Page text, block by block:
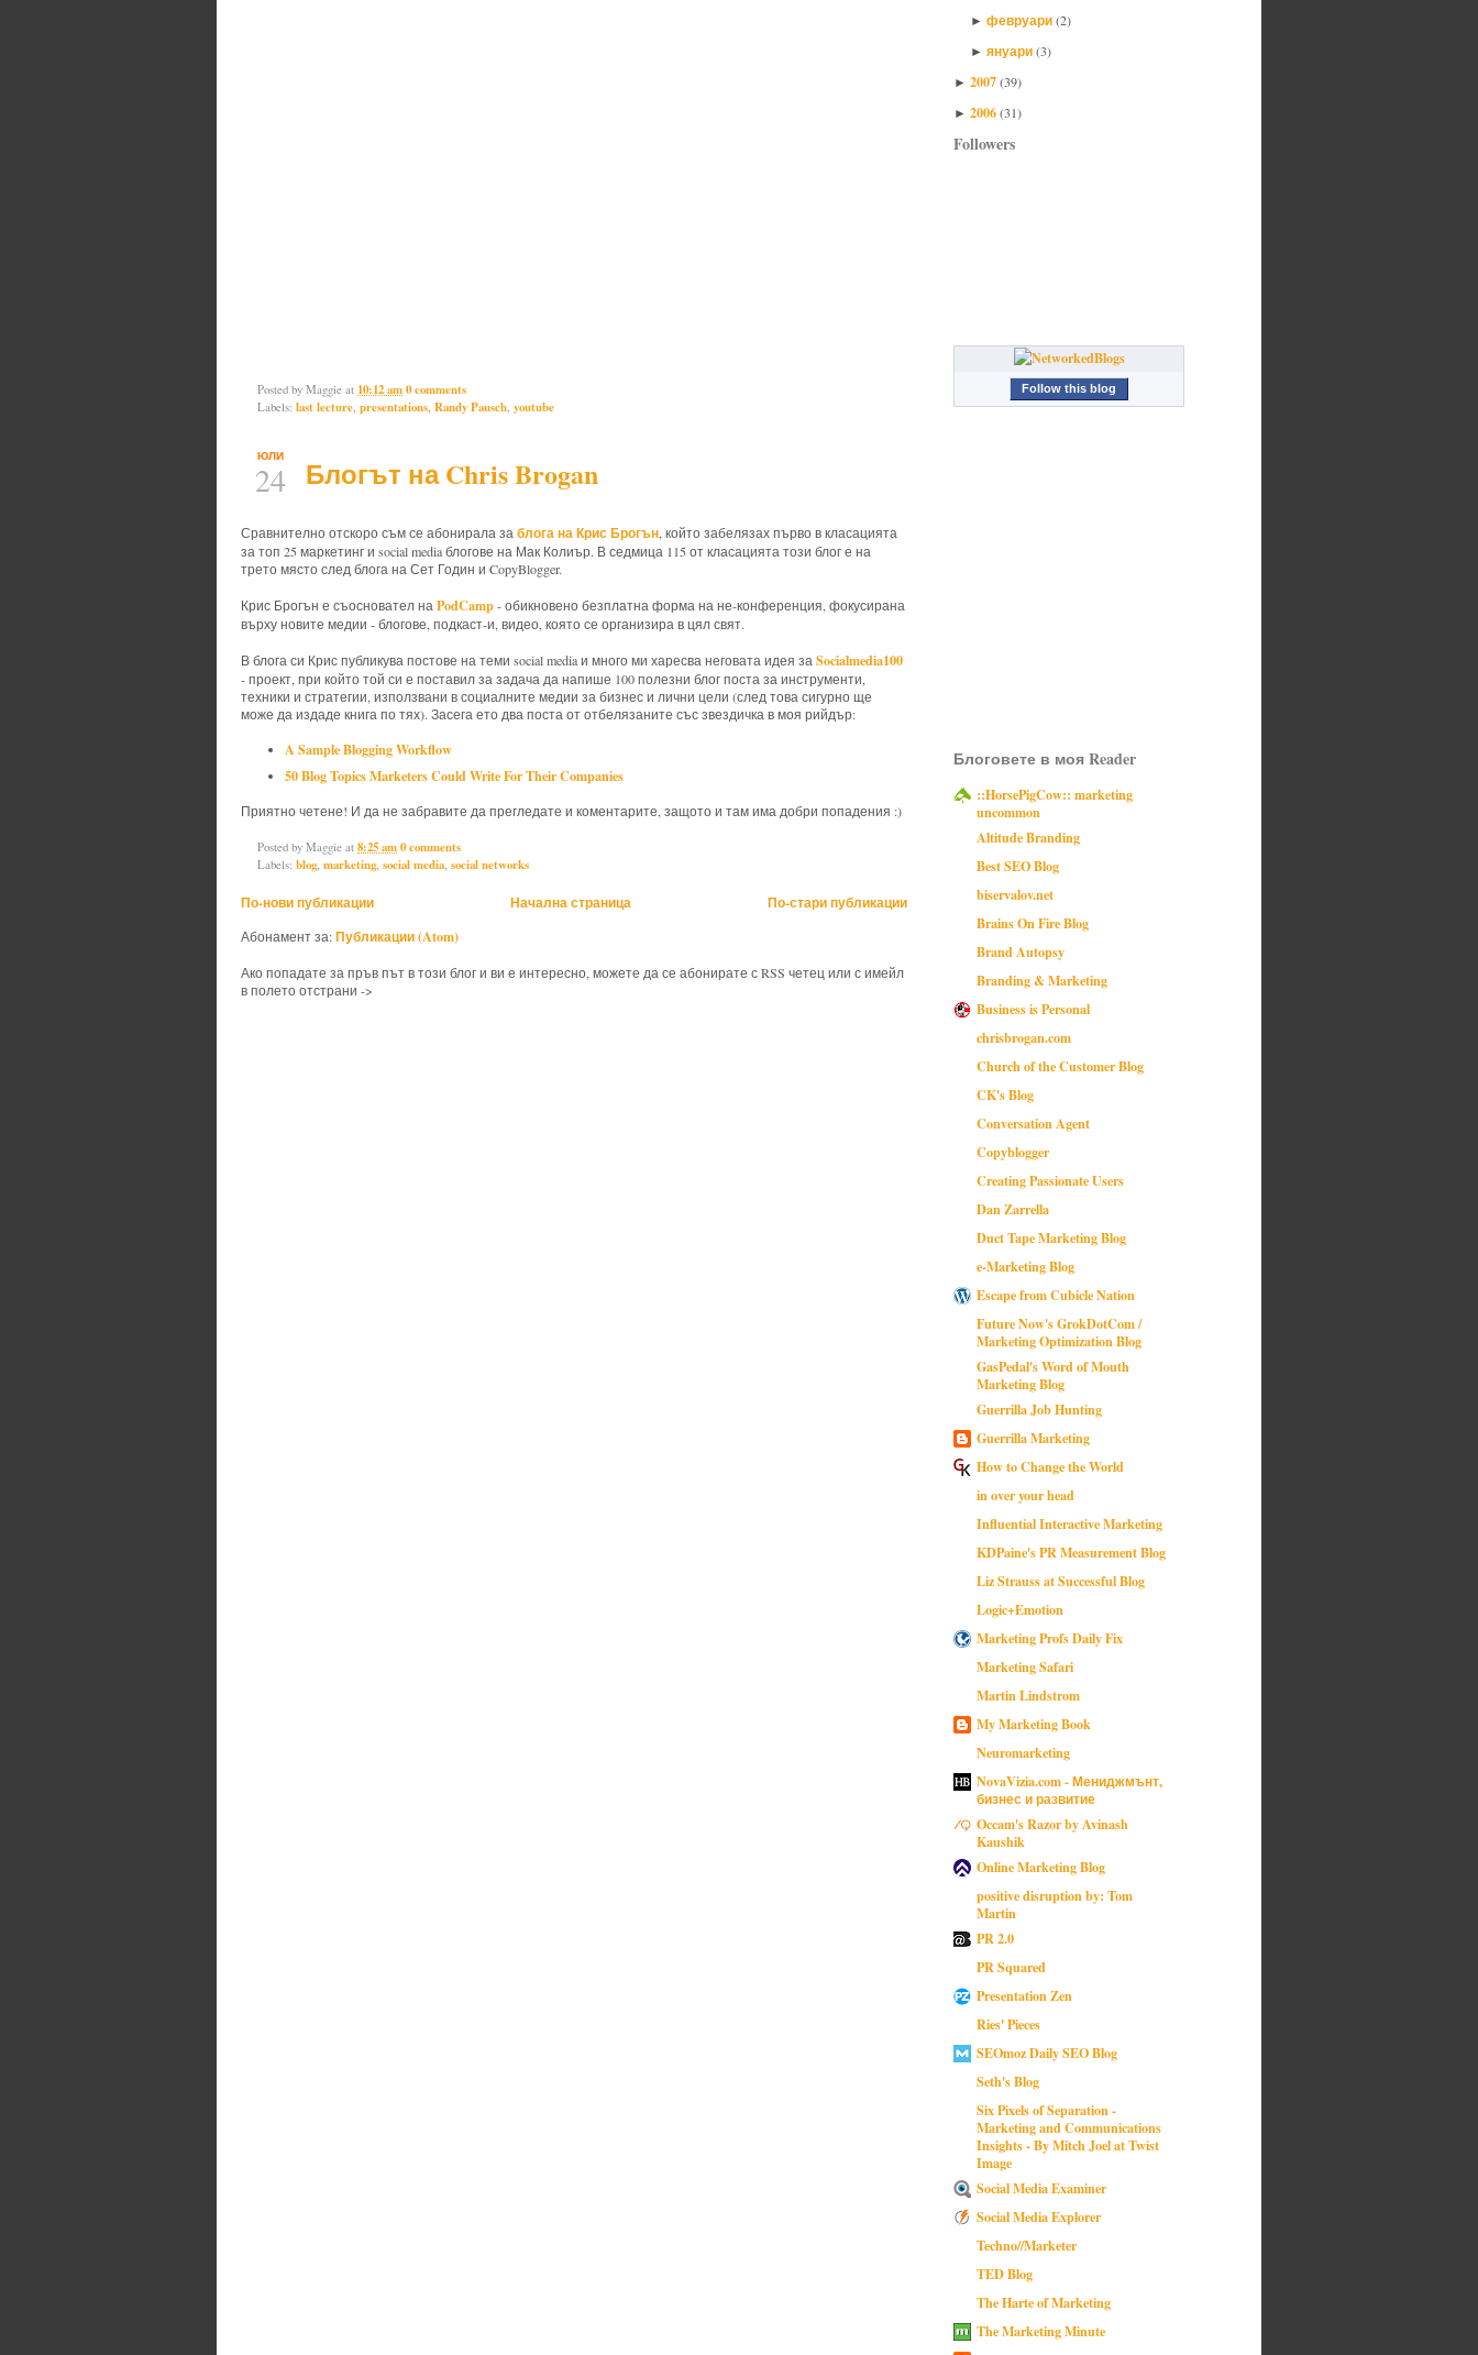
Posted by Maggie at 10:12 am0 comments
Labels: last lecture presentations Randy Pausch youtube
ЮЛИ
24 Блогът на Chris Brogan
Сравнително отскоро съм се абонирала за блога на Крис Брогън, който забелязах първо в класацията
за топ 25 маркетинг и social media блогове на Мак Колиър. В седмица 115 от класацията този блог е на
трето място след блога на Сет Годин и CopyBlogger.
Крис Брогън е съосновател на PodCamp- обикновено безплатна форма на не-конференция, фокусирана
върху новите медии - блогове, подкаст-и, видео, която се организира в цял свят.
В блога си Крис публикува постове на теми social media и много ми харесва неговата идея за Socialmedia100
- проект, при който той си е поставил за задача да напише 100 полезни блог поста за инструменти,
техники и стратегии, използвани в социалните медии за бизнес и лични цели (след това сигурно ще
може да издаде книга по тях). Засега ето два поста от отбелязаните със звездичка в моя рийдър:
A Sample Blogging Workflow
50 Blog Topics Marketers Could Write For Their Companies
Приятно четене! И да не забравите да прегледате и коментарите, защото и там има добри попадения :)
Posted by Maggie at 8:25 am0 comments
Labels: blog, marketing, social media, social networks
По-нови публикации По-стари публикации
Начална страница
Абонамент за:Публикации (Atom)
Ако попадате за пръв път в този блог и ви е интересно, можете да се абонирате с RSS четец или с имейл
в полето отстрани ->
► февруари(2)
► януари(3)
► 2007(39)
► 2006(31)
Followers
Follow this blog
Блоговете в моя Reader
::HorsePigCow:: marketing
uncommon
Altitude Branding
Best SEO Blog
biservalov.net
Brains On Fire Blog
Brand Autopsy
Branding & Marketing
Business is Personal
chrisbrogan.com
Church of the Customer Blog
CK's Blog
Conversation Agent
Copyblogger
Creating Passionate Users
Dan Zarrella
Duct Tape Marketing Blog
e-Marketing Blog
Escape from Cubicle Nation
Future Now's GrokDotCom /
Marketing Optimization Blog
GasPedal's Word of Mouth
Marketing Blog
Guerrilla Job Hunting
Guerrilla Marketing
How to Change the World
in over your head
Influential Interactive Marketing
KDPaine's PR Measurement Blog
Liz Strauss at Successful Blog
Logic+Emotion
Marketing Profs Daily Fix
Marketing Safari
Martin Lindstrom
My Marketing Book
Neuromarketing
NovaVizia.com - Мениджмънт,
бизнес и развитие
Occam's Razor by Avinash
Kaushik
Online Marketing Blog
positive disruption by: Tom
Martin
PR 2.0
PR Squared
Presentation Zen
Ries' Pieces
SEOmoz Daily SEO Blog
Seth's Blog
Six Pixels of Separation -
Marketing and Communications
Insights - By Mitch Joel at Twist
Image
Social Media Examiner
Social Media Explorer
Techno//Marketer
TED Blog
The Harte of Marketing
The Marketing Minute